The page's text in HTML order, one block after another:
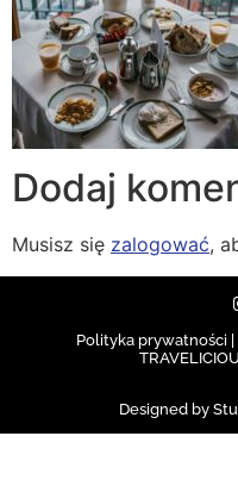
Dodaj
Musisz się zalogować,
Polityka prywatności |
Designed by